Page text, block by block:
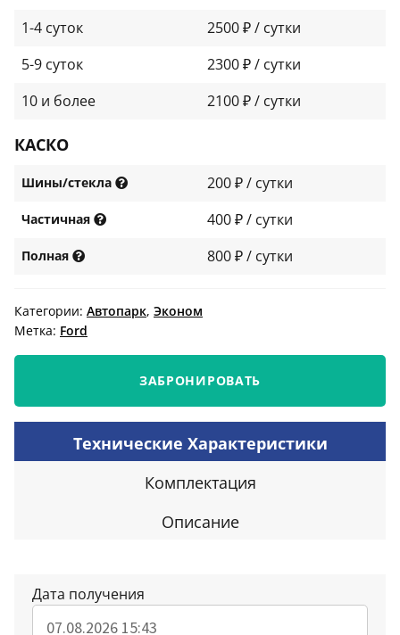
1-4 суток
2500 ₽ / сутки
5-9 суток
2300 ₽ / сутки
10 и более
2100 ₽ / сутки
КАСКО
Шины/стекла 200 ₽ / сутки
Частичная 400 ₽ / сутки
Полная 800 ₽ / сутки
Категории: Автопарк, Эконом
Метка: Ford
ЗАБРОНИРОВАТЬ
Технические Характеристики
Комплектация
Описание
Дата получения